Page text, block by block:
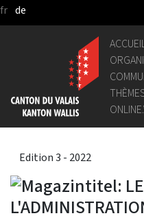
Saut au contenu principal
fr de
Edition 3 - 2022